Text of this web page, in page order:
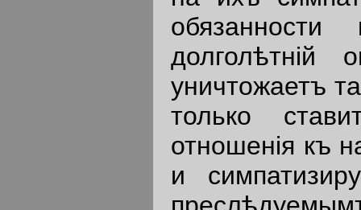
обязанности
долголѣтнiй
уничтожаетъ
только
отношенiя къ
и